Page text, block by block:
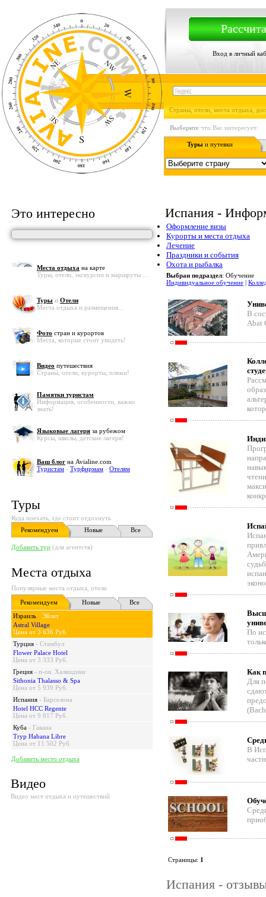
Вход в личный
Страны, отели, места отдыха,
Выберите что Вас интересует:
Туры и путевки
Это интересно
Места отдыха на карте
Туры, отели, экскурсии и маршруты ...
Туры и Отели
Места отдыха и размещения...
Фото стран и курортов
Места, которые стоит увидеть!
Видео путешествия
Страны, отели, курорты, пляжи!
Памятки туристам
Информация, особенности, важно
знать!
Языковые лагеря за рубежом
Курсы, школы, детские лагеря!
Ваш блог на Avialine.com
Туристам - Турфирмам - Отелям
Туры
Куда поехать, где стоит отдохнуть
Рекомендуем
Новые Все
Добавить тур (для агентств)
Места отдыха
Популярные места отдыха, отели
Рекомендуем
Новые
Все
Израиль - Эйлат
Astral Village
Цена от 3 636 Руб.
Турция - Стамбул
Flower Palace Hotel
Цена от 3 333 Руб.
Греция - п-ов. Халкидики
Sithonia Thalasso & Spa
Цена от 5 939 Руб.
Испания - Барселона
Hotel HCC Regente
Цена от 9 817 Руб.
Куба - Гавана
Tryp Habana Libre
Цена от 11 502 Руб.
Добавить место отдыха
Видео
Видео мест отдыха и путешествий
Испания -
Оформление визы
Курорты и места отдыха
Лечение
Праздники и события
Охота и рыбалка
Выбран подраздел: Обучение
Индивидуальное обучение |
В
Abat
По
Как
Для
В
Страницы: 1
Испания -